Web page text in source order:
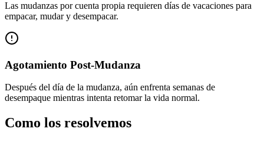
Las mudanzas por cuenta propia requieren días de vacaciones para
empacar, mudar y desempacar.
Agotamiento Post-Mudanza
Después del día de la mudanza, aún enfrenta semanas de
desempaque mientras intenta retomar la vida normal.
Como los resolvemos